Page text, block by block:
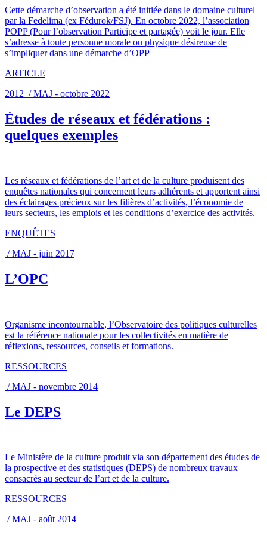
Cette démarche d’observation a été initiée dans le domaine culturel
par la Fedelima (ex Fédurok/FSJ). En octobre 2022, l’association
POPP (Pour l’observation Participe et partagée) voit le jour. Elle
s’adresse à toute personne morale ou physique désireuse de
s’impliquer dans une démarche d’OPP
ARTICLE
2012 / MAJ - octobre 2022
Études de réseaux et fédérations :
quelques exemples
Les réseaux et fédérations de l’art et de la culture produisent des
enquêtes nationales qui concernent leurs adhérents et apportent ainsi
des éclairages précieux sur les filières d’activités, l’économie de
leurs secteurs, les emplois et les conditions d’exercice des activités.
ENQUÊTES
/ MAJ - juin 2017
L’OPC
Organisme incontournable, l’Observatoire des politiques culturelles
est la référence nationale pour les collectivités en matière de
réflexions, ressources, conseils et formations.
RESSOURCES
/ MAJ - novembre 2014
Le DEPS
Le Ministère de la culture produit via son département des études de
la prospective et des statistiques (DEPS) de nombreux travaux
consacrés au secteur de l’art et de la culture.
RESSOURCES
/ MAJ - août 2014